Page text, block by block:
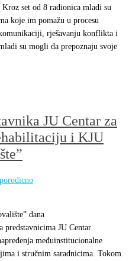
set od 8 radionica mladi su
koje im pomažu u procesu
rješavanju konflikta i
su mogli da prepoznaju svoje
JU Centar za
i KJU
porodicno
dana
predstavnicima JU Centar
međuinstitucionalne
i stručnim saradnicima. Tokom